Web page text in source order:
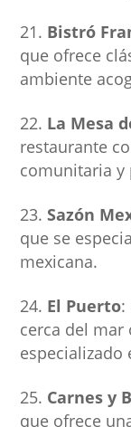
Bistró
que ofrece
ambiente
La Mesa
restaurante
comunitaria y
Sazón
que se
mexicana.
El Puerto:
cerca del mar
especializado
Carnes y
que ofrece